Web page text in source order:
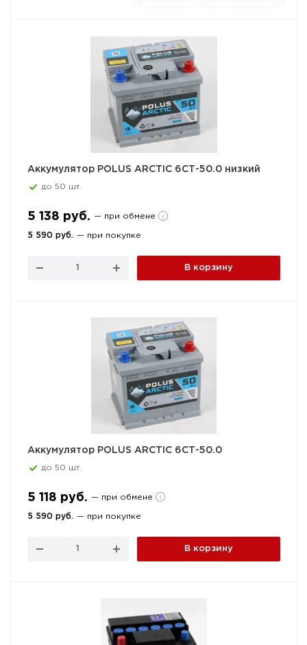
Аккумулятор POLUS ARCTIC 6СТ-50.0 низкий
до 50 шт.
5 138 руб. — при обмене
5 590 руб. — при покупке
В корзину
Аккумулятор POLUS ARCTIC 6СТ-50.0
до 50 шт.
5 118 руб. — при обмене
5 590 руб. — при покупке
В корзину